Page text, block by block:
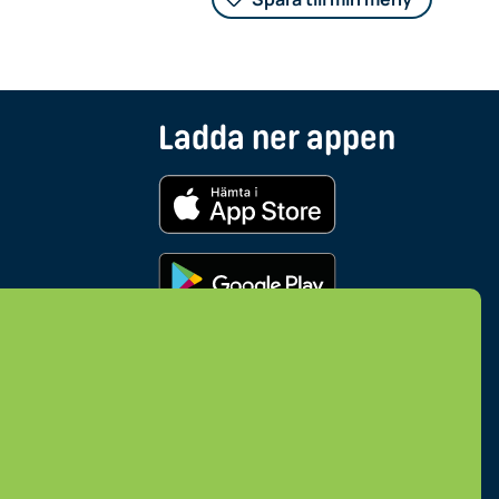
Ladda ner appen